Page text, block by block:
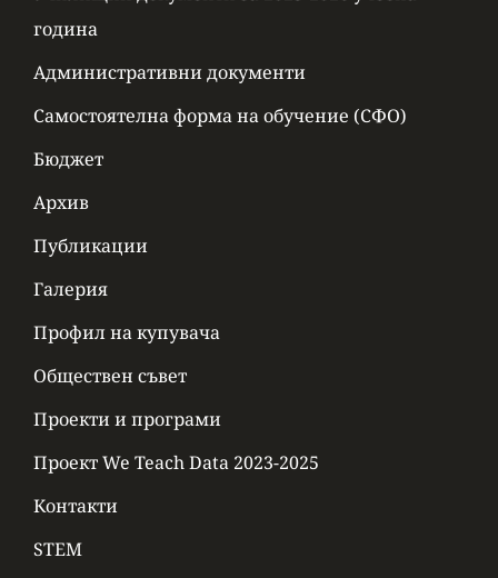
година
Административни документи
Самостоятелна форма на обучение (СФО)
Бюджет
Архив
Публикации
Галерия
Профил на купувача
Обществен съвет
Проекти и програми
Проект We Teach Data 2023-2025
Контакти
STEM